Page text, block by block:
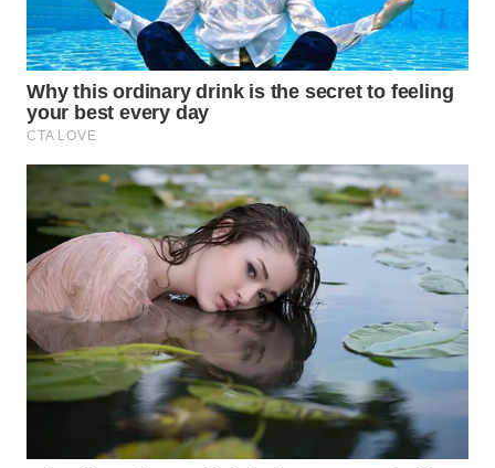
WN
PAKPAK
WN
WN
BEKASI
WN
BOGOR
WN
DEPOK
WN